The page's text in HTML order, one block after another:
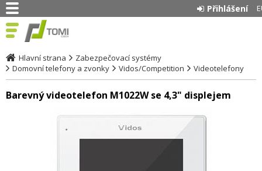
Přihlášení
Hlavní strana
Zabezpečovací systémy
Domovní telefony a zvonky
Vidos/Competition Videotelefony
Barevný videotelefon M1022W se 4,3" displejem